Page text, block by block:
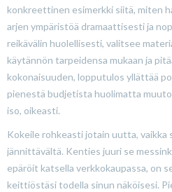
konkreettinen esimerkki siitä, miten
arjen ympäristöä dramaattisesti ja
reikävälin huolellisesti, valitsee
käytännön tarpeidensa mukaan ja
kokonaisuuden, lopputulos yllättää
pienestä budjetista huolimatta
iso, oikeasti.
Kokeile rohkeasti jotain uutta,
jännittävältä. Kenties juuri se
epäröit katsella verkkokaupassa, on
keittiöstäsi todella sinun näköisesi.